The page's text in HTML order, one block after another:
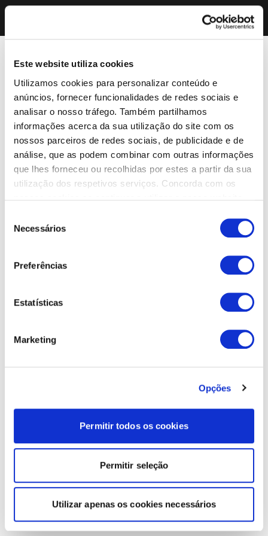
Este website utiliza cookies
Utilizamos cookies para personalizar conteúdo e
anúncios, fornecer funcionalidades de redes sociais e
analisar o nosso tráfego. Também partilhamos
informações acerca da sua utilização do site com os
nossos parceiros de redes sociais, de publicidade e de
análise, que as podem combinar com outras informações
que lhes forneceu ou recolhidas por estes a partir da sua
utilização dos respetivos serviços. Concorda com os
Necessários
Preferências
Estatísticas
Marketing
Opções
Permitir todos os cookies
Permitir seleção
Utilizar apenas os cookies necessários